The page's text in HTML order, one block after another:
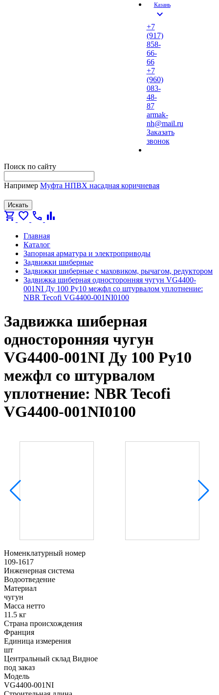
Казань
expand_more
+7
(917)
858-
66-
66
+7
(960)
083-
48-
87
armak-
nh@mail.ru
Заказать
звонок
Поиск по сайту
Например Муфта НПВХ насадная коричневая
Искать
shopping_cart favorite call bar_chart
Главная
Каталог
Запорная арматура и электроприводы
Задвижки шиберные
Задвижки шиберные с маховиком, рычагом, редуктором
Задвижка шиберная односторонняя чугун VG4400-
001NI Ду 100 Ру10 межфл со штурвалом уплотнение:
NBR Tecofi VG4400-001NI0100
Задвижка шиберная
односторонняя чугун
VG4400-001NI Ду 100 Ру10
межфл со штурвалом
уплотнение: NBR Tecofi
VG4400-001NI0100
Номенклатурный номер
109-1617
Инженерная система
Водоотведение
Материал
чугун
Масса нетто
11.5 кг
Страна происхождения
Франция
Единица измерения
шт
Центральный склад Видное
под заказ
Модель
VG4400-001NI